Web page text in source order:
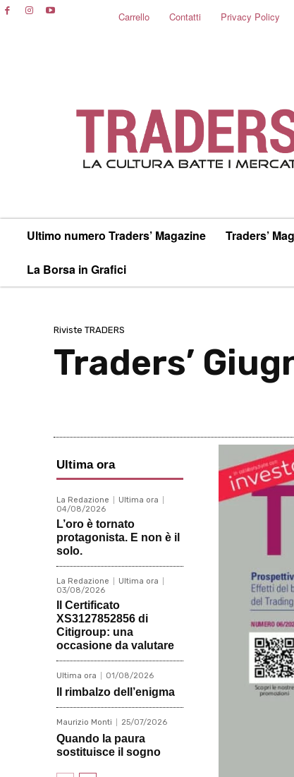
Carrello Contatti Privacy Policy
Ultimo numero Traders’ Magazine Traders’
La Borsa in Grafici
Riviste TRADERS
Traders’
Ultima ora
La Redazione
Ultima ora
04/08/2026
L’oro è tornato
protagonista. E non è il
solo.
La Redazione
Ultima ora
03/08/2026
Il Certificato
XS3127852856 di
Citigroup: una
occasione da valutare
Ultima ora 01/08/2026
Il rimbalzo dell’enigma
Maurizio Monti 25/07/2026
Quando la paura
sostituisce il sogno